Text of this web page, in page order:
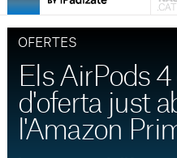
OFERTES
Els AirPods
d'oferta just
l'Amazon